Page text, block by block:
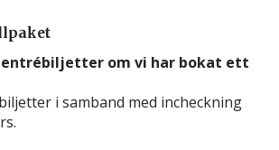
entrébiljetter om vi har bokat ett
i samband med incheckning